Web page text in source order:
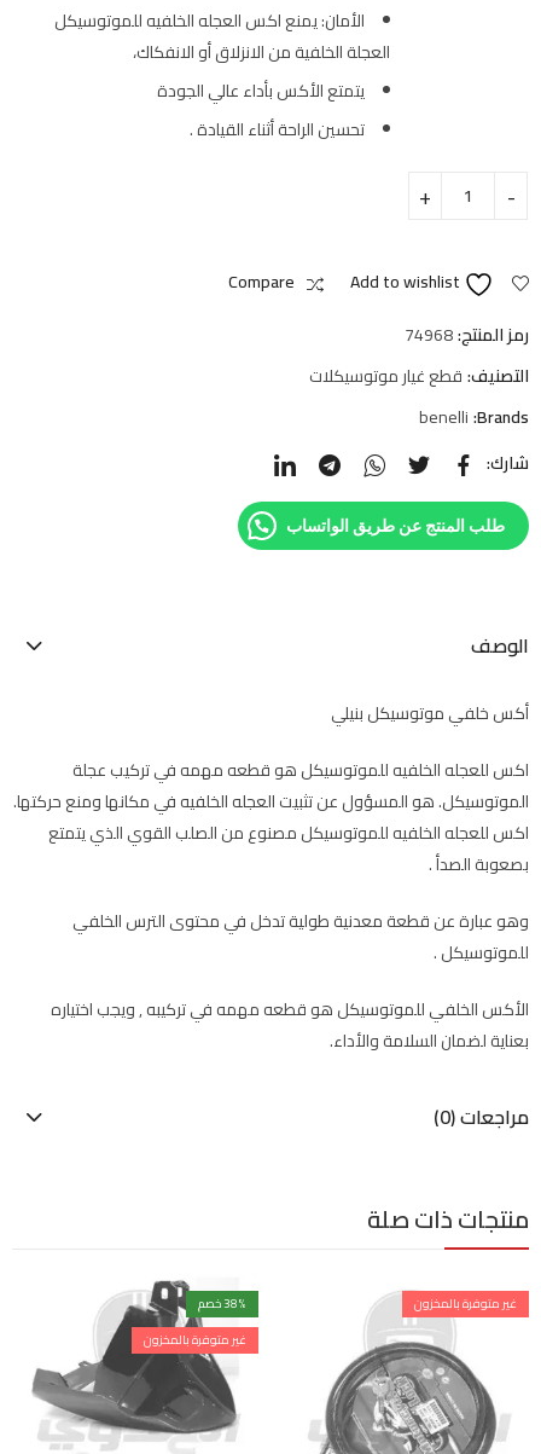
الأمان: يمنع اكس العجله الخلفيه للموتوسيكل
العجلة الخلفية من الانزلاق أو الانفكاك،
يتمتع الأكس بأداء عالي الجودة
تحسين الراحة أثناء القيادة .
Add to wishlist
Compare
رمز المنتج:74968
التصنيف:قطع غيار موتوسيكلات
Brands:
benelli
شارك:
طلب المنتج عن طريق الواتساب
الوصف
أكس خلفي موتوسيكل بنيلي
اكس للعجله الخلفيه للموتوسيكل هو قطعه مهمه في تركيب عجلة
الموتوسيكل. هو المسؤول عن تثبيت العجله الخلفيه في مكانها ومنع حركتها.
اكس للعجله الخلفيه للموتوسيكل مصنوع من الصلب القوي الذي يتمتع
بصعوبة الصدأ .
وهو عبارة عن قطعة معدنية طولية تدخل في محتوى الترس الخلفي
للموتوسيكل .
الأكس الخلفي للموتوسيكل هو قطعه مهمه في تركيبه , ويجب اختياره
بعناية لضمان السلامة والأداء.
مراجعات (0)
منتجات ذات صلة
غير متوفرة بالمخزون 38% خصم
غير متوفرة بالمخزون